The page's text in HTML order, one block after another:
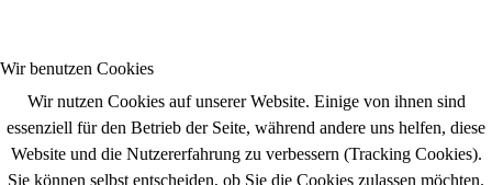
Wir benutzen Cookies
Wir nutzen Cookies auf unserer Website. Einige von ihnen sind
essenziell für den Betrieb der Seite, während andere uns helfen, diese
Website und die Nutzererfahrung zu verbessern (Tracking Cookies).
Sie können selbst entscheiden, ob Sie die Cookies zulassen möchten.